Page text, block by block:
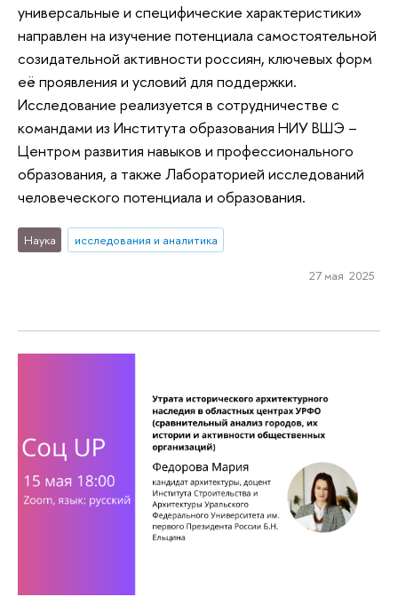
универсальные и специфические характеристики»
направлен на изучение потенциала самостоятельной
созидательной активности россиян, ключевых форм
её проявления и условий для поддержки.
Исследование реализуется в сотрудничестве с
командами из Института образования НИУ ВШЭ –
Центром развития навыков и профессионального
образования, а также Лабораторией исследований
человеческого потенциала и образования.
Наука исследования и аналитика
27 мая 2025